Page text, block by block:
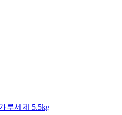
루세제 5.5kg